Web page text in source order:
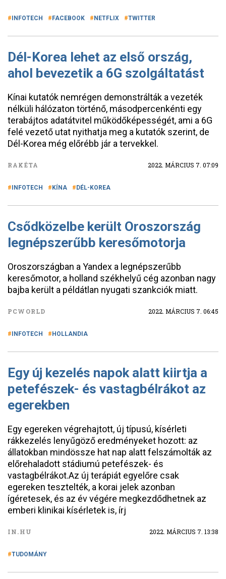
INFOTECH FACEBOOK NETFLIX TWITTER
Dél-Korea lehet az első ország,
ahol bevezetik a 6G szolgáltatást
Kínai kutatók nemrégen demonstrálták a vezeték
nélküli hálózaton történő, másodpercenkénti egy
terabájtos adatátvitel működőképességét, ami a 6G
felé vezető utat nyithatja meg a kutatók szerint, de
Dél-Korea még előrébb jár a tervekkel.
RAKÉTA 2022. MÁRCIUS 7. 07:09
INFOTECH KÍNA DÉL-KOREA
Csődközelbe került Oroszország
legnépszerűbb keresőmotorja
Oroszországban a Yandex a legnépszerűbb
keresőmotor, a holland székhelyű cég azonban nagy
bajba került a példátlan nyugati szankciók miatt.
PCWORLD 2022. MÁRCIUS 7. 06:45
INFOTECH HOLLANDIA
Egy új kezelés napok alatt kiirtja a
petefészek- és vastagbélrákot az
egerekben
Egy egereken végrehajtott, új típusú, kísérleti
rákkezelés lenyűgöző eredményeket hozott: az
állatokban mindössze hat nap alatt felszámolták az
előrehaladott stádiumú petefészek- és
vastagbélrákot.Az új terápiát egyelőre csak
egereken tesztelték, a korai jelek azonban
ígéretesek, és az év végére megkezdődhetnek az
emberi klinikai kísérletek is, írj
IN.HU 2022. MÁRCIUS 7. 13:38
TUDOMÁNY